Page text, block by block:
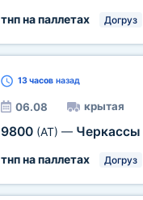
тнп на паллетах
Догруз
13 часовназад
06.08 крытая
9800 (AT) — Черкассы
тнп на паллетах
Догруз